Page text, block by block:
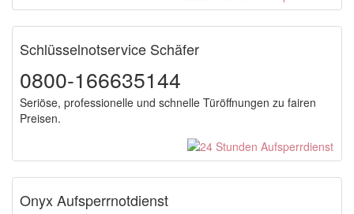
Schlüsselnotservice Schäfer
0800-166635144
Seriöse, professionelle und schnelle Türöffnungen zu fairen
Preisen.
Onyx Aufsperrnotdienst